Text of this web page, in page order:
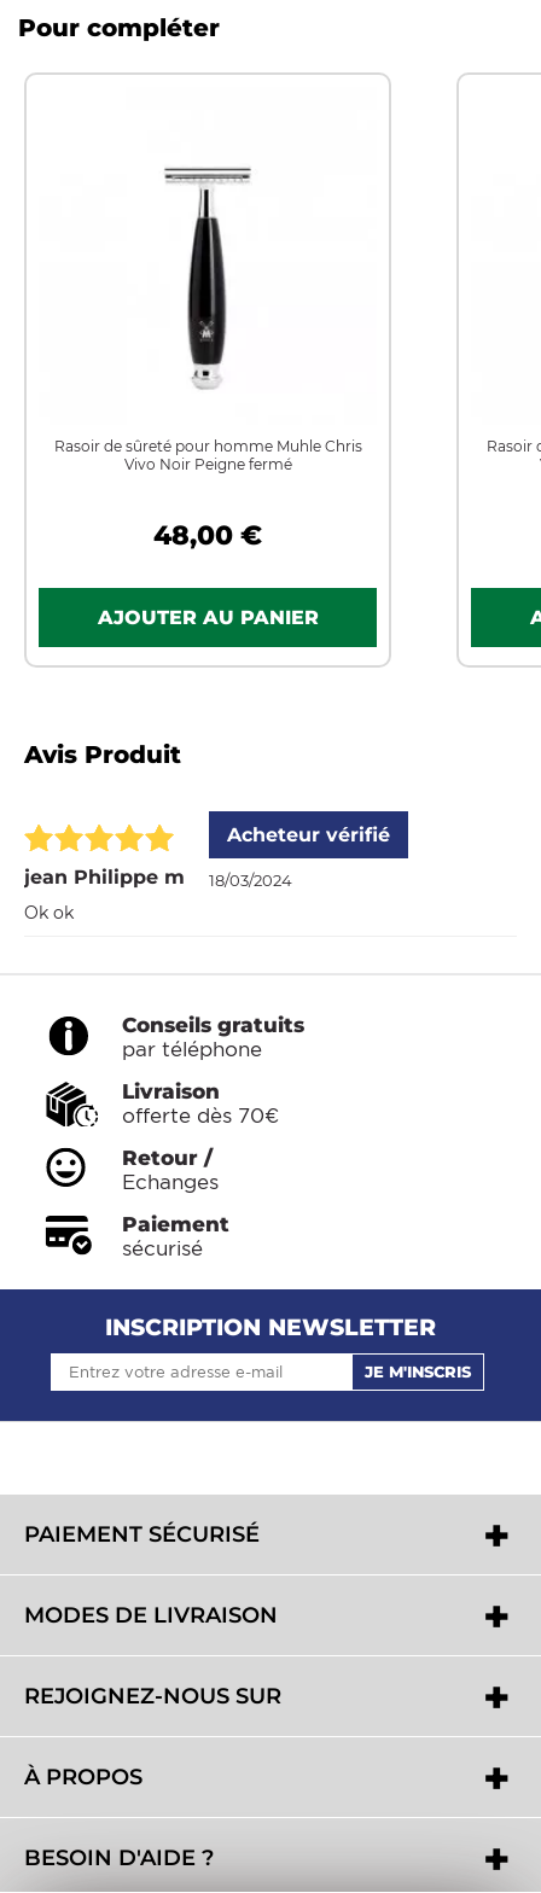
Pour compléter
Rasoir de sûreté pour homme Muhle Chris
Vivo Noir Peigne fermé
48,00 €
Rasoir
Avis Produit
jean Philippe m
Acheteur vérifié
18/03/2024
Ok ok
Conseils gratuits
par téléphone
Livraison
offerte dès 70€
Retour /
Echanges
Paiement
sécurisé
INSCRIPTION NEWSLETTER
JE M'INSCRIS
PAIEMENT SÉCURISÉ
MODES DE LIVRAISON
REJOIGNEZ-NOUS SUR
À PROPOS
BESOIN D'AIDE ?